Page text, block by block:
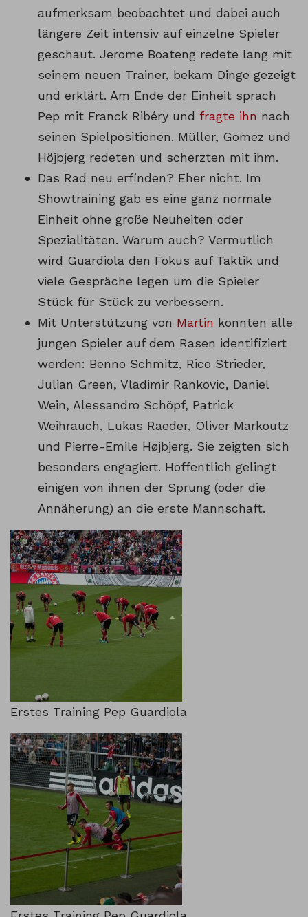
aufmerksam beobachtet und dabei auch
längere Zeit intensiv auf einzelne Spieler
geschaut. Jerome Boateng redete lang mit
seinem neuen Trainer, bekam Dinge gezeigt
und erklärt. Am Ende der Einheit sprach
Pep mit Franck Ribéry und fragte ihn nach
seinen Spielpositionen. Müller, Gomez und
Höjbjerg redeten und scherzten mit ihm.
Das Rad neu erfinden? Eher nicht. Im
Showtraining gab es eine ganz normale
Einheit ohne große Neuheiten oder
Spezialitäten. Warum auch? Vermutlich
wird Guardiola den Fokus auf Taktik und
viele Gespräche legen um die Spieler
Stück für Stück zu verbessern.
Mit Unterstützung von Martin konnten alle
jungen Spieler auf dem Rasen identifiziert
werden: Benno Schmitz, Rico Strieder,
Julian Green, Vladimir Rankovic, Daniel
Wein, Alessandro Schöpf, Patrick
Weihrauch, Lukas Raeder, Oliver Markoutz
und Pierre-Emile Højbjerg. Sie zeigten sich
besonders engagiert. Hoffentlich gelingt
einigen von ihnen der Sprung (oder die
Annäherung) an die erste Mannschaft.
Erstes Training Pep Guardiola